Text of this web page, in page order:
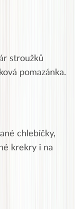
stroužků
pomazánka.
chlebíčky,
krekry i na